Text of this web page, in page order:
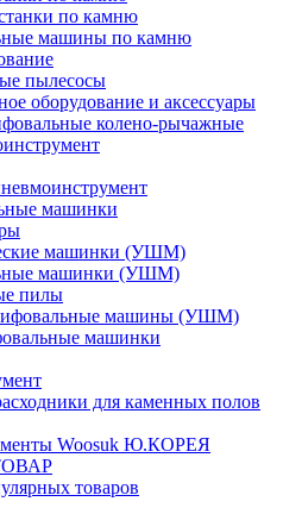
по камню
машины по камню
пылесосы
оборудование и аксессуары
колено-рычажные
машинки
машинки (УШМ)
машинки (УШМ)
пилы
машины (УШМ)
машинки
для каменных полов
Woosuk Ю.КОРЕЯ
товаров